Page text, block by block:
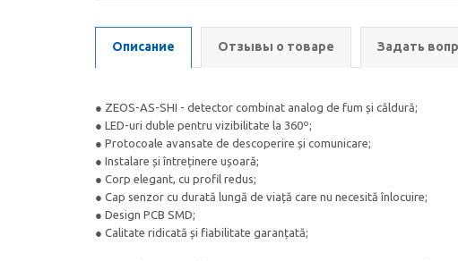
Описание Отзывы о товаре Задать
● ZEOS-AS-SHI - detector combinat analog de fum și căldură;
● LED-uri duble pentru vizibilitate la 360º;
● Protocoale avansate de descoperire și comunicare;
● Instalare și întreținere ușoară;
● Corp elegant, cu profil redus;
● Cap senzor cu durată lungă de viață care nu necesită înlocuire;
● Design PCB SMD;
● Calitate ridicată și fiabilitate garanțată;